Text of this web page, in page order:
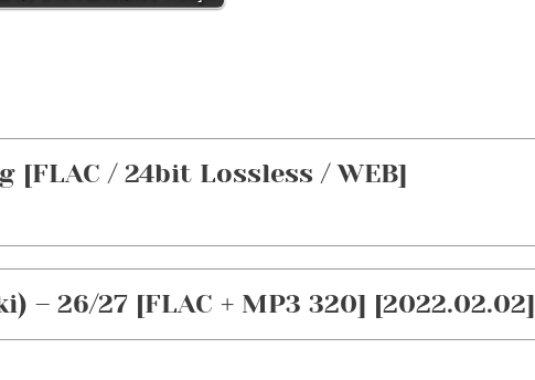
[FLAC / 24bit Lossless / WEB]
– 26/27 [FLAC + MP3 320] [2022.02.02]